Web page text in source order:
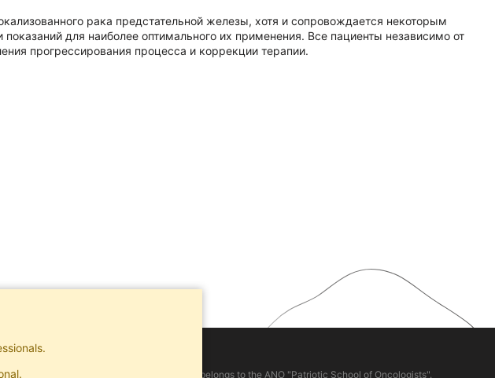
рака предстательной железы, хотя и сопровождается некоторым
для наиболее оптимального их применения. Все пациенты независимо от
прогрессирования процесса и коррекции терапии.
to publish materials published on the site, belongs to the ANO "Patriotic School of Oncologists".